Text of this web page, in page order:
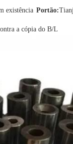
existência Portão:
a cópia do B/L